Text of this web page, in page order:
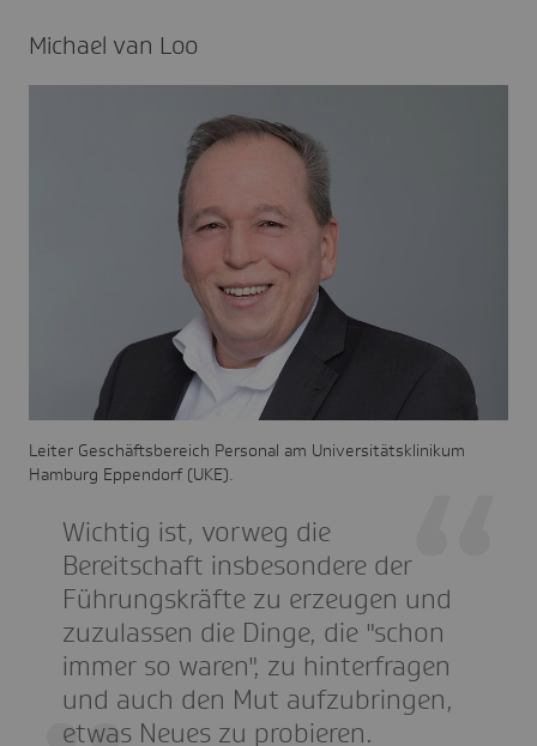
Michael van Loo
Leiter Geschäftsbereich Personal am Universitätsklinikum
Hamburg Eppendorf (UKE).
Wichtig ist, vorweg die
Bereitschaft insbesondere der
Führungskräfte zu erzeugen und
zuzulassen die Dinge, die "schon
immer so waren", zu hinterfragen
und auch den Mut aufzubringen,
etwas Neues zu probieren.